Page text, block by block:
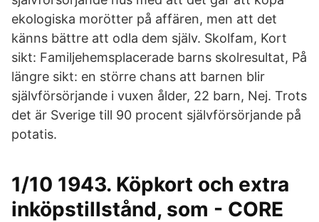
ekologiska morötter på affären, men att det
känns bättre att odla dem själv. Skolfam, Kort
sikt: Familjehemsplacerade barns skolresultat, På
längre sikt: en större chans att barnen blir
självförsörjande i vuxen ålder, 22 barn, Nej. Trots
det är Sverige till 90 procent självförsörjande på
potatis.
1/10 1943. Köpkort och extra
inköpstillstånd, som - CORE